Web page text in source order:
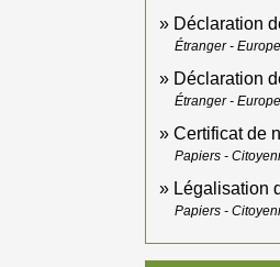
Déclaration
Étranger - Europe
Déclaration
Étranger - Europe
Certificat de
Papiers -
Légalisation
Papiers -